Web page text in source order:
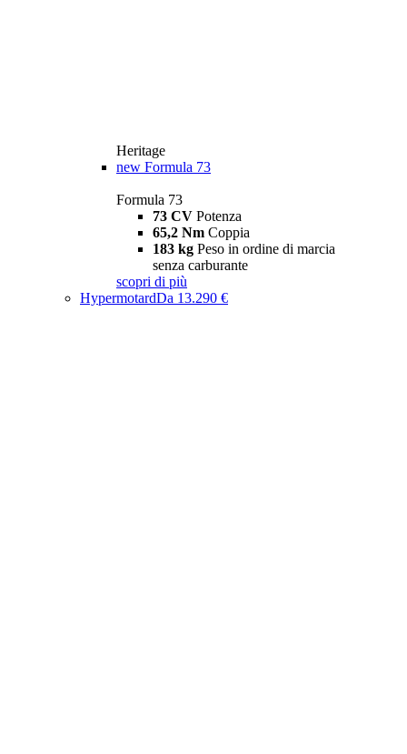
Heritage
new Formula 73
Formula 73
73 CV Potenza
65,2 Nm Coppia
183 kg Peso in ordine di marcia
senza carburante
scopri di più
HypermotardDa 13.290 €